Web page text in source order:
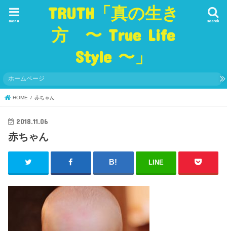
TRUTH「真の生き
方 〜 True Life
Style 〜」
search
menu
ホームページ
HOME 赤ちゃん
2018.11.06
赤ちゃん
LINE